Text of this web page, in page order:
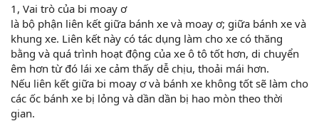
1, Vai trò của bi moay ơ
là bộ phận liên kết giữa bánh xe và moay ơ; giữa bánh xe và
khung xe. Liên kết này có tác dụng làm cho xe có thăng
bằng và quá trình hoạt động của xe ô tô tốt hơn, di chuyển
êm hơn từ đó lái xe cảm thấy dễ chịu, thoải mái hơn.
Nếu liên kết giữa bi moay ơ và bánh xe không tốt sẽ làm cho
các ốc bánh xe bị lỏng và dần dần bị hao mòn theo thời
gian.